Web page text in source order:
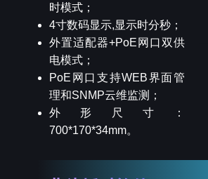
时模式；
4寸数码显示,显示时分秒；
外置适配器+PoE网口双供
电模式；
PoE网口支持WEB界面管
理和SNMP云维监测；
外形尺寸：
700*170*34mm。